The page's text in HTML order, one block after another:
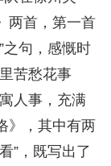
两首，第一首
之句，感慨时
苦愁花事
人事，充满
》，其中有两
”，既写出了